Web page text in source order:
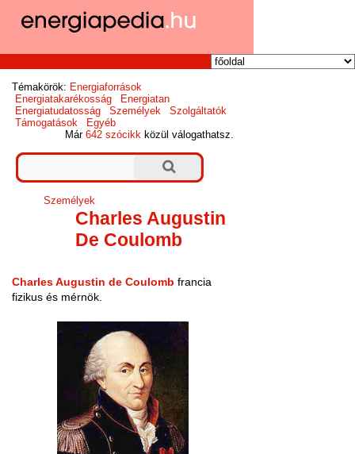
Témakörök: Energiaforrások
Energiatakarékosság
Energiatan
Energiatudatosság
Személyek
Szolgáltatók
Támogatások
Egyéb
Már642 szócikk közül válogathatsz.
Személyek
Charles Augustin
De Coulomb
Charles Augustin de Coulomb francia
fizikus és mérnök.